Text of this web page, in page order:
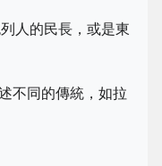
人的民長，或是東
不同的傳統，如拉